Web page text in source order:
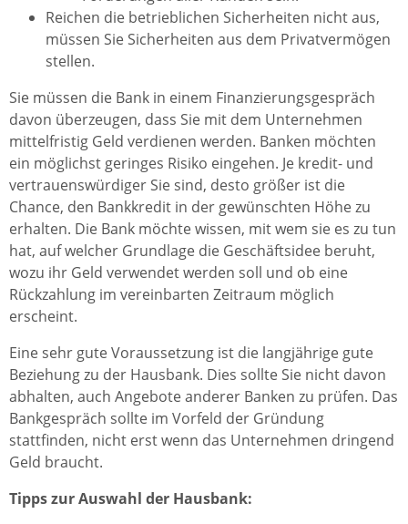
Reichen die betrieblichen Sicherheiten nicht aus,
müssen Sie Sicherheiten aus dem Privatvermögen
stellen.
Sie müssen die Bank in einem Finanzierungsgespräch
davon überzeugen, dass Sie mit dem Unternehmen
mittelfristig Geld verdienen werden. Banken möchten
ein möglichst geringes Risiko eingehen. Je kredit- und
vertrauenswürdiger Sie sind, desto größer ist die
Chance, den Bankkredit in der gewünschten Höhe zu
erhalten. Die Bank möchte wissen, mit wem sie es zu tun
hat, auf welcher Grundlage die Geschäftsidee beruht,
wozu ihr Geld verwendet werden soll und ob eine
Rückzahlung im vereinbarten Zeitraum möglich
erscheint.
Eine sehr gute Voraussetzung ist die langjährige gute
Beziehung zu der Hausbank. Dies sollte Sie nicht davon
abhalten, auch Angebote anderer Banken zu prüfen. Das
Bankgespräch sollte im Vorfeld der Gründung
stattfinden, nicht erst wenn das Unternehmen dringend
Geld braucht.
Tipps zur Auswahl der Hausbank: